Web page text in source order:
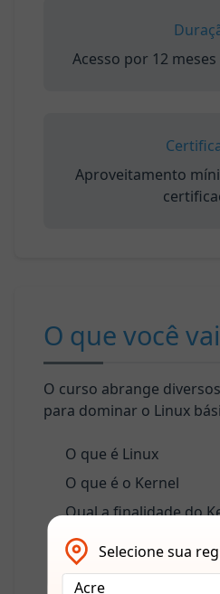
Selecione sua
Acesso por 12
Aproveitamento
O que você
O curso abrange
para dominar o Linux
O que é Linux
O que é o Kernel
Qual a finalidade do
O que é GNU/LINUX
O Que é Shell